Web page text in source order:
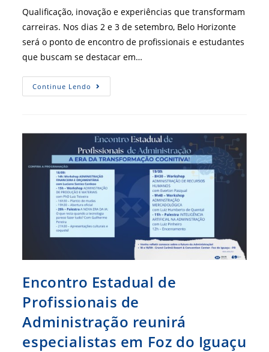
post:
Qualificação, inovação e experiências que transformam
carreiras. Nos dias 2 e 3 de setembro, Belo Horizonte
será o ponto de encontro de profissionais e estudantes
que buscam se destacar em…
Continue Lendo Belo
Horizonte
Administração,
Empregabilidade
E
Negócios
Encontro Estadual de
Profissionais de
Administração reunirá
especialistas em Foz do Iguaçu